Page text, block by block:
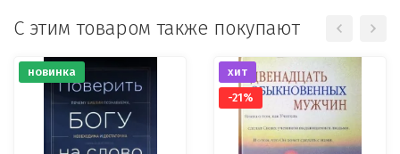
С этим товаром также покупают
новинка
хит
-21%